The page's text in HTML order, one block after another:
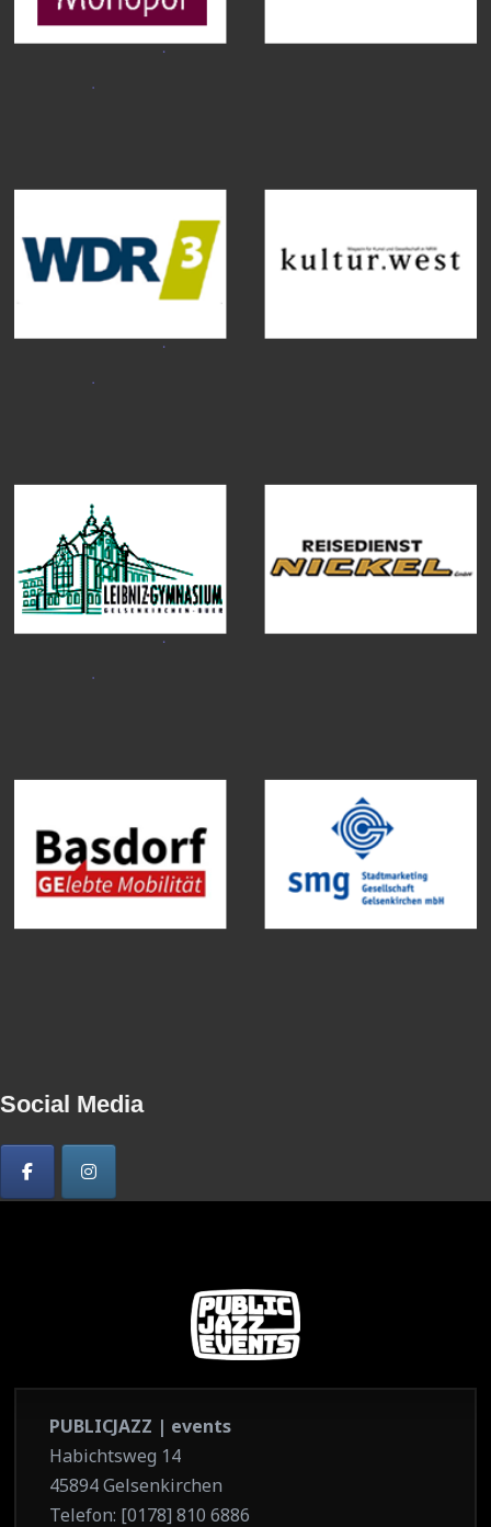
Social Media
PUBLICJAZZ | events
Habichtsweg 14
45894 Gelsenkirchen
Telefon: [0178] 810 6886